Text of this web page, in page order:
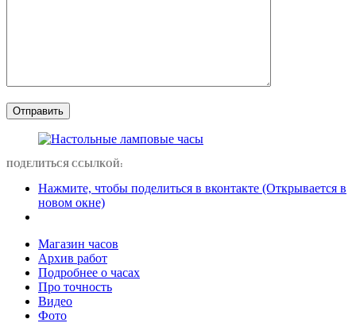
ПОДЕЛИТЬСЯ ССЫЛКОЙ:
Нажмите, чтобы поделиться в вконтакте (Открывается в
новом окне)
Магазин часов
Архив работ
Подробнее о часах
Про точность
Видео
Фото